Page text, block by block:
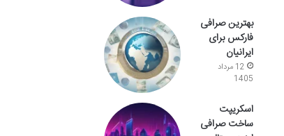
بهترین صرافی
فارکس برای
ایرانیان
12 مرداد
1405
اسکریپت
ساخت صرافی